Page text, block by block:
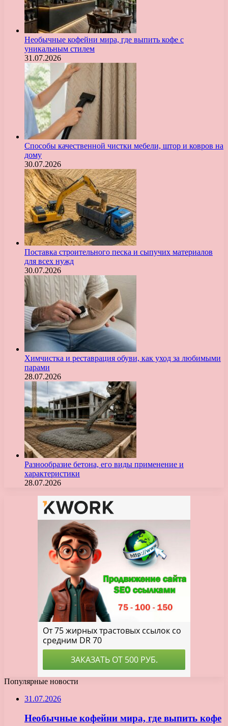
Необычные кофейни мира, где выпить кофе с
уникальным стилем
31.07.2026
Способы качественной чистки мебели, штор и ковров на
дому
30.07.2026
Поставка строительного песка и сыпучих материалов
для всех нужд
30.07.2026
Химчистка и реставрация обуви, как уход за любимыми
парами
28.07.2026
Разнообразие бетона, его виды применение и
характеристики
28.07.2026
Популярные новости
31.07.2026
Необычные кофейни мира, где выпить кофе